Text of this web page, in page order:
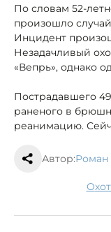
По словам 52-
произошло
Инцидент
Незадачливый
«Вепрь», однако
Пострадавшего
раненого в
реанимацию.
Автор:Роман